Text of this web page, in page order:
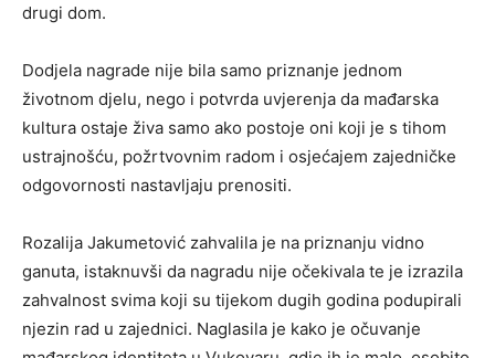
drugi dom.
Dodjela nagrade nije bila samo priznanje jednom
životnom djelu, nego i potvrda uvjerenja da mađarska
kultura ostaje živa samo ako postoje oni koji je s tihom
ustrajnošću, požrtvovnim radom i osjećajem zajedničke
odgovornosti nastavljaju prenositi.
Rozalija Jakumetović zahvalila je na priznanju vidno
ganuta, istaknuvši da nagradu nije očekivala te je izrazila
zahvalnost svima koji su tijekom dugih godina podupirali
njezin rad u zajednici. Naglasila je kako je očuvanje